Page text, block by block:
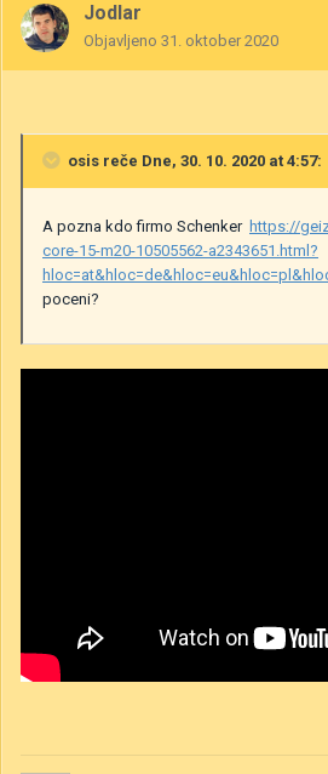
Jodlar
Objavljeno 31. oktober 2020
osis reče Dne, 30. 10. 2020 at 4:57:
A pozna kdo firmo Schenker https://
core-15-m20-10505562-a2343651.html?
poceni?